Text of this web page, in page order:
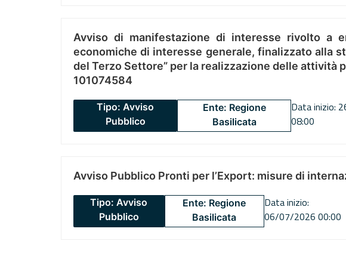
Avviso di manifestazione di interesse rivolto a
economiche di interesse generale, finalizzato alla
del Terzo Settore” per la realizzazione delle attività
101074584
Tipo: Avviso
Pubblico
Ente: Regione
Basilicata
Data inizio:
08:00
Avviso Pubblico Pronti per l’Export: misure di
Tipo: Avviso
Pubblico
Ente: Regione
Basilicata
Data inizio:
06/07/2026 00:00